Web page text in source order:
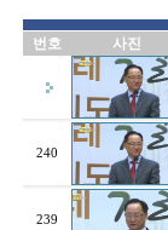
번호 사진
240
239